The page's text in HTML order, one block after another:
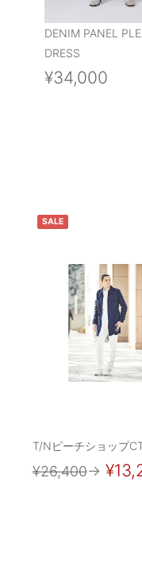
DENIM PANEL
DRESS
¥34,000
SALE
T/Nピーチショップ
¥26,400→